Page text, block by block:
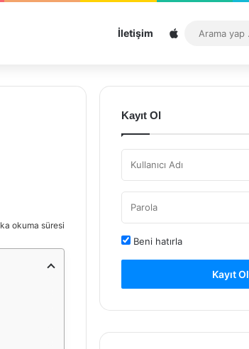
İletişim Sitemap
okuma süresi
Kayıt Ol
Beni hatırla
Kayıt Ol